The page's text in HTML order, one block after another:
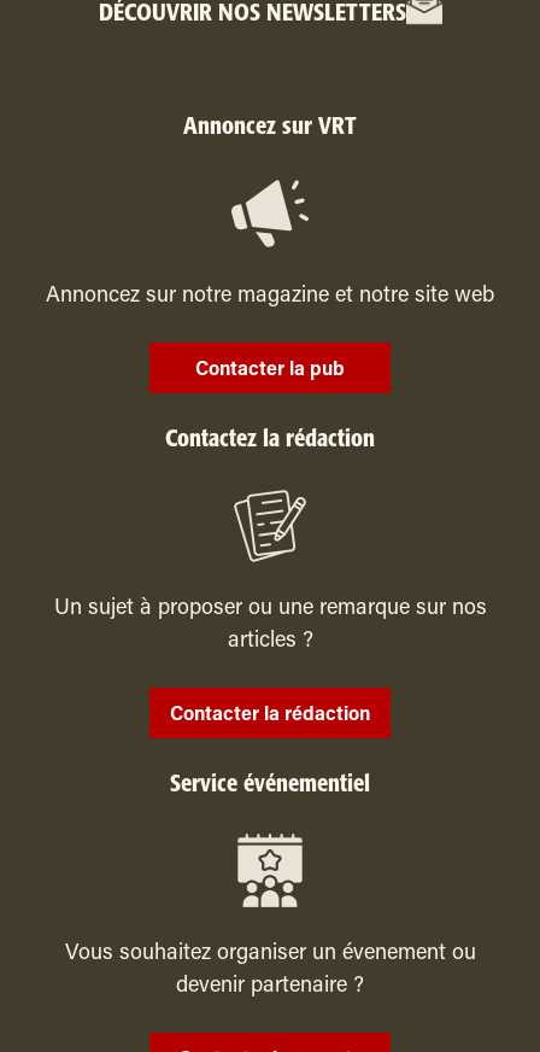
DÉCOUVRIR NOS NEWSLETTERS
Annoncez sur VRT
Annoncez sur notre magazine et notre site web
Contacter la pub
Contactez la rédaction
Un sujet à proposer ou une remarque sur nos
articles ?
Contacter la rédaction
Service événementiel
Vous souhaitez organiser un évenement ou
devenir partenaire ?